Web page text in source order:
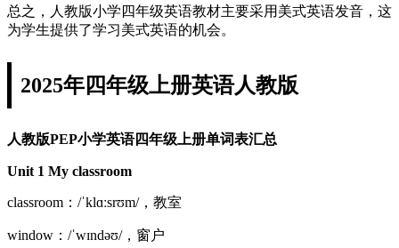
总之，人教版小学四年级英语教材主要采用美式英语发音，这
为学生提供了学习美式英语的机会。
2025年四年级上册英语人教版
人教版PEP小学英语四年级上册单词表汇总
Unit 1 My classroom
classroom：/ˈklɑːsrʊm/，教室
window：/ˈwɪndəʊ/，窗户